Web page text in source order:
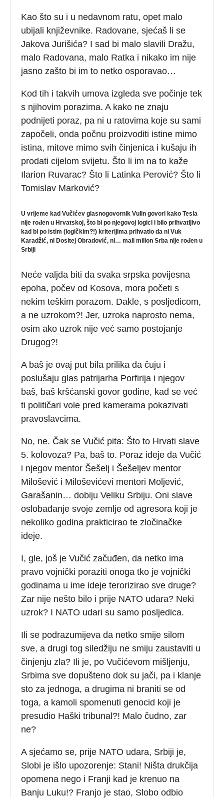
Kao što su i u nedavnom ratu, opet malo
ubijali književnike. Radovane, sjećaš li se
Jakova Jurišića? I sad bi malo slavili Dražu,
malo Radovana, malo Ratka i nikako im nije
jasno zašto bi im to netko osporavao…
Kod tih i takvih umova izgleda sve počinje tek
s njihovim porazima. A kako ne znaju
podnijeti poraz, pa ni u ratovima koje su sami
započeli, onda počnu proizvoditi istine mimo
istina, mitove mimo svih činjenica i kušaju ih
prodati cijelom svijetu. Što li im na to kaže
Ilarion Ruvarac? Što li Latinka Perović? Što li
Tomislav Marković?
U vrijeme kad Vučićev glasnogovornik Vulin govori kako Tesla
nije rođen u Hrvatskoj, što bi po njegovoj logici i bilo prihvatljivo
kad bi po istim (logičkim?!) kriterijima prihvatio da ni Vuk
Karadžić, ni Dositej Obradović, ni… mali milion Srba nije rođen u
Srbiji
Neće valjda biti da svaka srpska povijesna
epoha, počev od Kosova, mora početi s
nekim teškim porazom. Dakle, s posljedicom,
a ne uzrokom?! Jer, uzroka naprosto nema,
osim ako uzrok nije već samo postojanje
Drugog?!
A baš je ovaj put bila prilika da čuju i
poslušaju glas patrijarha Porfirija i njegov
baš, baš kršćanski govor godine, kad se već
ti političari vole pred kamerama pokazivati
pravoslavcima.
No, ne. Čak se Vučić pita: Što to Hrvati slave
5. kolovoza? Pa, baš to. Poraz ideje da Vučić
i njegov mentor Šešelj i Šešeljev mentor
Milošević i Miloševićevi mentori Moljević,
Garašanin… dobiju Veliku Srbiju. Oni slave
oslobađanje svoje zemlje od agresora koji je
nekoliko godina prakticirao te zločinačke
ideje.
I, gle, još je Vučić začuđen, da netko ima
pravo vojnički poraziti onoga tko je vojnički
godinama u ime ideje terorizirao sve druge?
Zar nije nešto bilo i prije NATO udara? Neki
uzrok? I NATO udari su samo posljedica.
Ili se podrazumijeva da netko smije silom
sve, a drugi tog siledžiju ne smiju zaustaviti u
činjenju zla? Ili je, po Vučićevom mišljenju,
Srbima sve dopušteno dok su jači, pa i klanje
sto za jednoga, a drugima ni braniti se od
toga, a kamoli spomenuti genocid koji je
presudio Haški tribunal?! Malo čudno, zar
ne?
A sjećamo se, prije NATO udara, Srbiji je,
Slobi je išlo upozorenje: Stani! Ništa drukčija
opomena nego i Franji kad je krenuo na
Banju Luku!? Franjo je stao, Slobo odbio